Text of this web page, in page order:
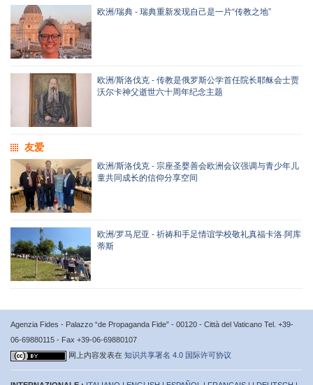
欧洲/瑞典 - 瑞典重新发现自己是一片“传教之地”
欧洲/斯洛伐克 - 传教是俄罗斯公学首任院长耶稣会士贾
沃尔卡神父逝世六十周年纪念主题
友爱
欧洲/斯洛伐克 - 宗座圣婴善会欧洲会议强调与青少年儿
童共同成长的信仰分享空间
欧洲/罗马尼亚 - 祈祷和手足情谊学校敬礼真福卡洛·阿库
蒂斯
Agenzia Fides - Palazzo “de Propaganda Fide” - 00120 - Città del Vaticano Tel. +39-
06-69880115 - Fax +39-06-69880107
网上内容发表在 知识共享署名 4.0 国际许可协议